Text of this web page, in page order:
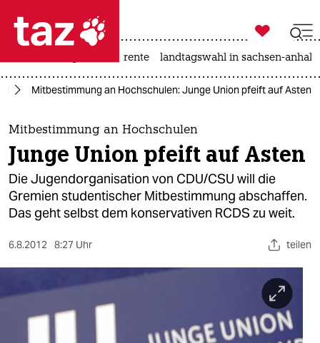
 taz zahl ich
taz zahl ich
themen
politik
öko
gesellschaft
sport
berlin

taz zahl ich
rente landtagswahl in sachsen-anhalt
Mitbestimmung an Hochschulen: Junge Union pfeift auf Asten
Mitbestimmung an Hochschulen
Junge Union pfeift auf Asten
Die Jugendorganisation von CDU/CSU will die
Gremien studentischer Mitbestimmung abschaffen.
Das geht selbst dem konservativen RCDS zu weit.
6.8.2012 8:27 Uhr teilen